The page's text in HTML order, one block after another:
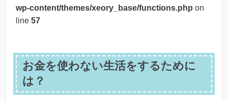
wp-content/themes/xeory_base/functions.php on
line 57
お金を使わない生活をするために
は？